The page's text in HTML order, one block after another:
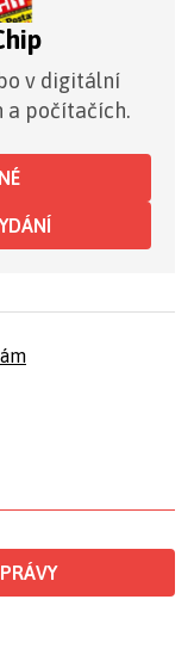
v digitální
a počítačích.